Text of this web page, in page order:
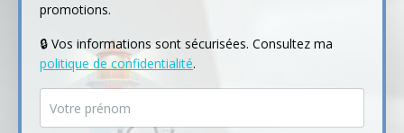
promotions.
🔒 Vos informations sont sécurisées. Consultez ma
politique de confidentialité.